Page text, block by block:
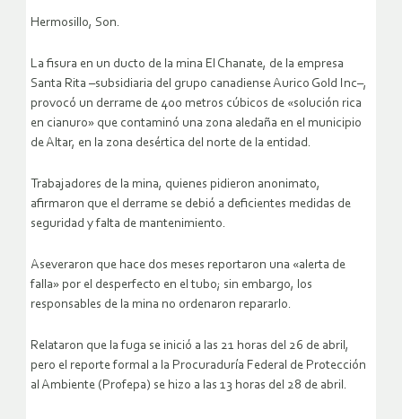
Hermosillo, Son.
La fisura en un ducto de la mina El Chanate, de la empresa
Santa Rita –subsidiaria del grupo canadiense Aurico Gold Inc–,
provocó un derrame de 400 metros cúbicos de «solución rica
en cianuro» que contaminó una zona aledaña en el municipio
de Altar, en la zona desértica del norte de la entidad.
Trabajadores de la mina, quienes pidieron anonimato,
afirmaron que el derrame se debió a deficientes medidas de
seguridad y falta de mantenimiento.
Aseveraron que hace dos meses reportaron una «alerta de
falla» por el desperfecto en el tubo; sin embargo, los
responsables de la mina no ordenaron repararlo.
Relataron que la fuga se inició a las 21 horas del 26 de abril,
pero el reporte formal a la Procuraduría Federal de Protección
al Ambiente (Profepa) se hizo a las 13 horas del 28 de abril.